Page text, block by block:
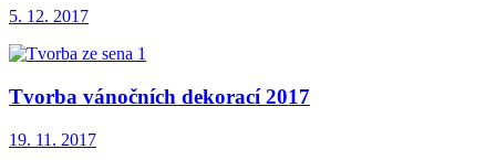
5. 12. 2017
Tvorba vánočních dekorací 2017
19. 11. 2017